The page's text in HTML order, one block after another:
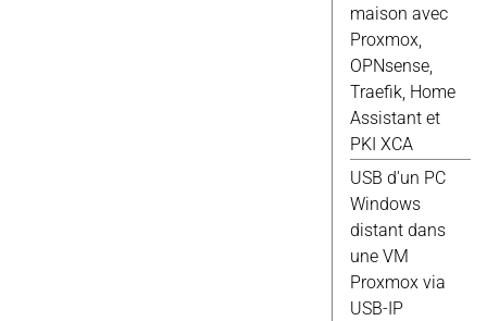
Gimp (6)
Proxmox (6)
Web (6)
Fusion 360 (5)
Google (5)
Qemu (5)
Raspberry
(5)
Vmware (5)
Android (4)
Excel (4)
Reparation (4)
Tasmota
maison avec
Proxmox,
OPNsense,
Traefik, Home
Assistant et
PKI XCA
USB d'un PC
Windows
distant dans
une VM
Proxmox via
USB-IP